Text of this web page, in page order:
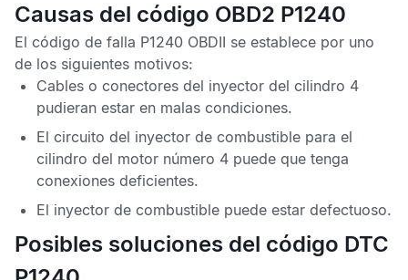
Causas del código OBD2 P1240
El código de falla P1240 OBDII se establece por uno
de los siguientes motivos:
Cables o conectores del inyector del cilindro 4
pudieran estar en malas condiciones.
El circuito del inyector de combustible para el
cilindro del motor número 4 puede que tenga
conexiones deficientes.
El inyector de combustible puede estar defectuoso.
Posibles soluciones del código DTC